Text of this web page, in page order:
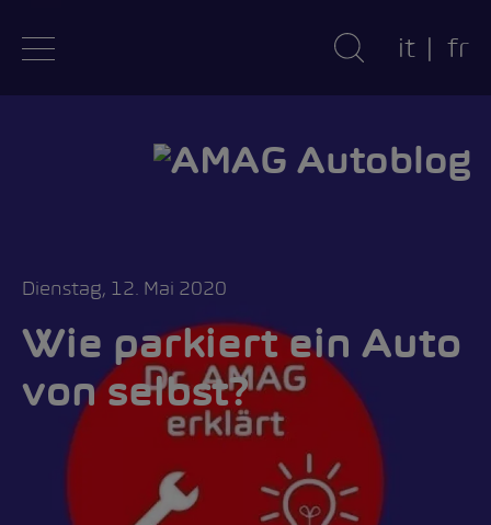
it fr
Dienstag, 12. Mai 2020
Wie parkiert ein Auto
von selbst?